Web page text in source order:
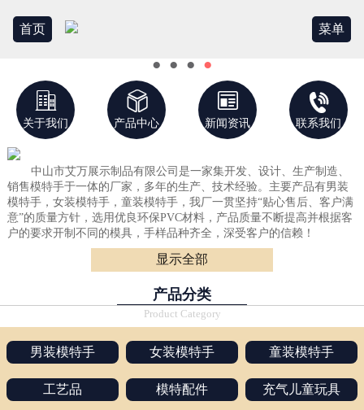
首页 菜单
● ● ● ●

关于我们

产品中心

新闻资讯

联系我们
中山市艾万展示制品有限公司是一家集开发、设计、生产制造、
销售模特手于一体的厂家，多年的生产、技术经验。主要产品有男装
模特手，女装模特手，童装模特手，我厂一贯坚持“贴心售后、客户满
意”的质量方针，选用优良环保PVC材料，产品质量不断提高并根据客
户的要求开制不同的模具，手样品种齐全，深受客户的信赖！
产品优点：坚固耐用、光滑整洁！
A系列：男装模特手 B系列：女装模特手 C系列：童装模特手
显示全部
产品分类
Product Category
男装模特手 女装模特手 童装模特手
工艺品 模特配件 充气儿童玩具